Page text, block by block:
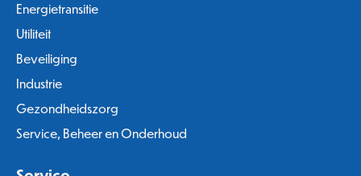
Energietransitie
Utiliteit
Beveiliging
Industrie
Gezondheidszorg
Service, Beheer en Onderhoud